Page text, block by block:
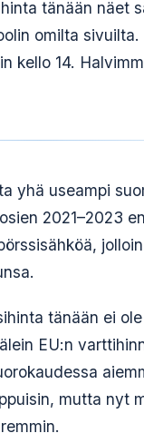
tänään näet
omilta
kello 14.
yhä useampi
2021–2023
tänään ei
EU:n
mutta nyt